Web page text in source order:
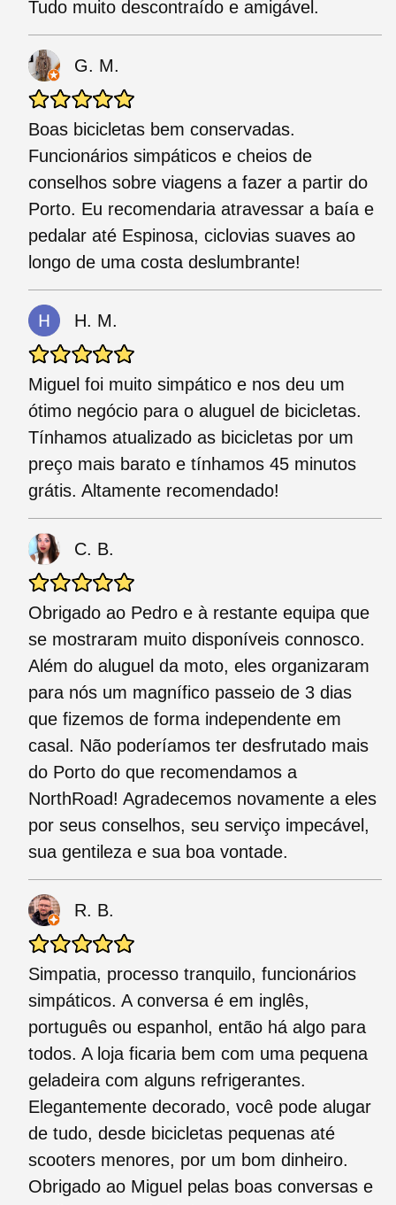
Tudo muito descontraído e amigável.
G. M.
Boas bicicletas bem conservadas.
Funcionários simpáticos e cheios de
conselhos sobre viagens a fazer a partir do
Porto. Eu recomendaria atravessar a baía e
pedalar até Espinosa, ciclovias suaves ao
longo de uma costa deslumbrante!
H. M.
Miguel foi muito simpático e nos deu um
ótimo negócio para o aluguel de bicicletas.
Tínhamos atualizado as bicicletas por um
preço mais barato e tínhamos 45 minutos
grátis. Altamente recomendado!
C. B.
Obrigado ao Pedro e à restante equipa que
se mostraram muito disponíveis connosco.
Além do aluguel da moto, eles organizaram
para nós um magnífico passeio de 3 dias
que fizemos de forma independente em
casal. Não poderíamos ter desfrutado mais
do Porto do que recomendamos a
NorthRoad! Agradecemos novamente a eles
por seus conselhos, seu serviço impecável,
sua gentileza e sua boa vontade.
R. B.
Simpatia, processo tranquilo, funcionários
simpáticos. A conversa é em inglês,
português ou espanhol, então há algo para
todos. A loja ficaria bem com uma pequena
geladeira com alguns refrigerantes.
Elegantemente decorado, você pode alugar
de tudo, desde bicicletas pequenas até
scooters menores, por um bom dinheiro.
Obrigado ao Miguel pelas boas conversas e